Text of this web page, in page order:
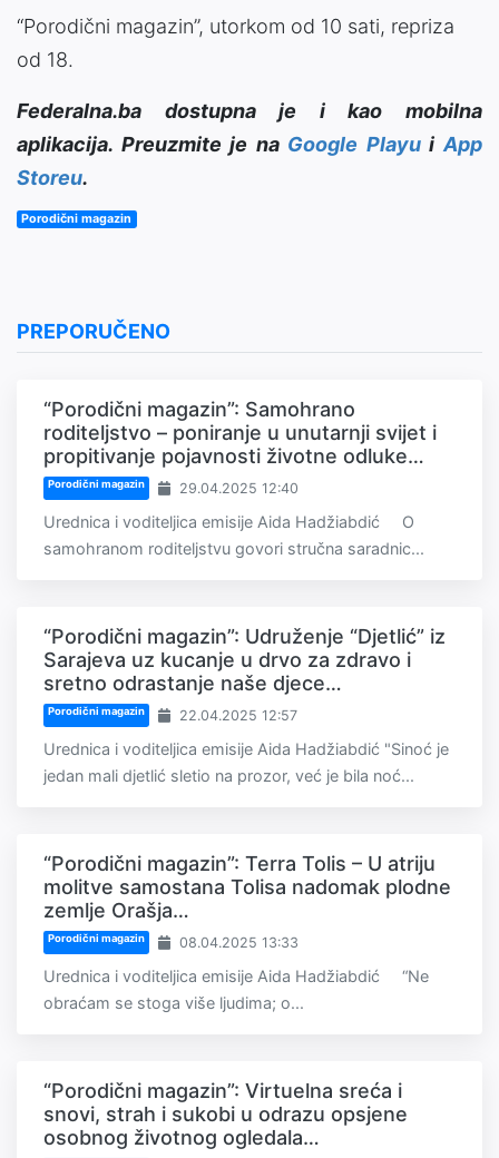
“Porodični magazin”, utorkom od 10 sati, repriza
od 18.
Federalna.ba dostupna je i kao mobilna
aplikacija. Preuzmite je na Google PlayuiApp
Storeu.
Porodični magazin
PREPORUČENO
“Porodični magazin”: Samohrano
roditeljstvo – poniranje u unutarnji svijet i
propitivanje pojavnosti životne odluke…
Porodični magazin 29.04.2025 12:40
Urednica i voditeljica emisije Aida Hadžiabdić O
samohranom roditeljstvu govori stručna saradnic...
“Porodični magazin”: Udruženje “Djetlić” iz
Sarajeva uz kucanje u drvo za zdravo i
sretno odrastanje naše djece…
Porodični magazin 22.04.2025 12:57
Urednica i voditeljica emisije Aida Hadžiabdić "Sinoć je
jedan mali djetlić sletio na prozor, već je bila noć...
“Porodični magazin”: Terra Tolis – U atriju
molitve samostana Tolisa nadomak plodne
zemlje Orašja…
Porodični magazin 08.04.2025 13:33
Urednica i voditeljica emisije Aida Hadžiabdić “Ne
obraćam se stoga više ljudima; o...
“Porodični magazin”: Virtuelna sreća i
snovi, strah i sukobi u odrazu opsjene
osobnog životnog ogledala…